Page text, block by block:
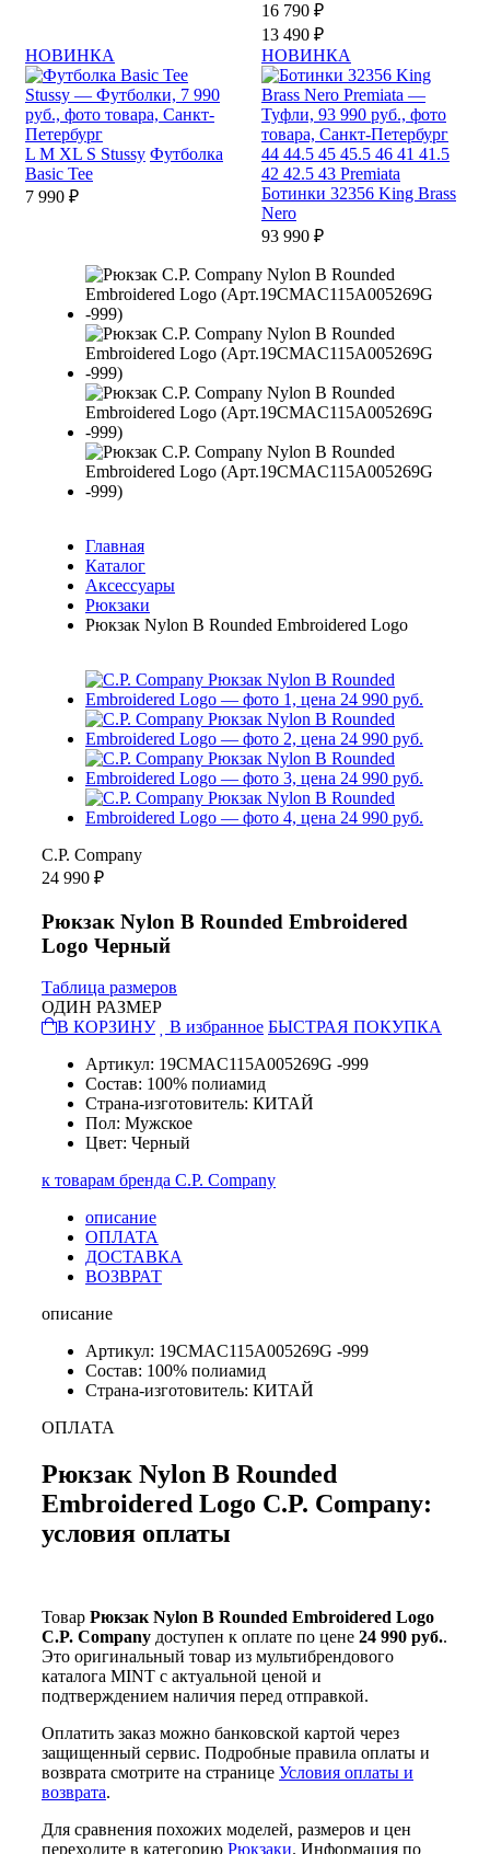
16 790 ₽
13 490 ₽
НОВИНКА
L M XL S Stussy Футболка
Basic Tee
7 990 ₽
НОВИНКА
44 44.5 45 45.5 46 41 41.5
42 42.5 43 Premiata
Ботинки 32356 King Brass
Nero
93 990 ₽
Главная
Каталог
Аксессуары
Рюкзаки
Рюкзак Nylon B Rounded Embroidered Logo
C.P. Company
24 990 ₽
Рюкзак Nylon B Rounded Embroidered
Logo Черный
Таблица размеров
ОДИН РАЗМЕР
В КОРЗИНУ
В избранное БЫСТРАЯ ПОКУПКА
Артикул: 19CMAC115A005269G -999
Состав: 100% полиамид
Страна-изготовитель: КИТАЙ
Пол: Мужское
Цвет: Черный
к товарам бренда C.P. Company
описание
ОПЛАТА
ДОСТАВКА
ВОЗВРАТ
описание
Артикул: 19CMAC115A005269G -999
Состав: 100% полиамид
Страна-изготовитель: КИТАЙ
ОПЛАТА
Рюкзак Nylon B Rounded
Embroidered Logo C.P. Company:
условия оплаты
Товар Рюкзак Nylon B Rounded Embroidered Logo
C.P. Company доступен к оплате по цене 24 990 руб..
Это оригинальный товар из мультибрендового
каталога MINT с актуальной ценой и
подтверждением наличия перед отправкой.
Оплатить заказ можно банковской картой через
защищенный сервис. Подробные правила оплаты и
возврата смотрите на странице Условия оплаты и
возврата.
Для сравнения похожих моделей, размеров и цен
переходите в категорию Рюкзаки. Информация по